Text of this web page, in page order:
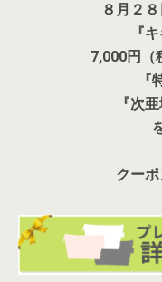
８月２
『
7,000円（
『次
クー